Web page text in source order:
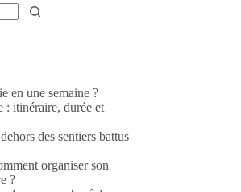
en une semaine ?
: itinéraire, durée et
des sentiers battus
organiser son
?